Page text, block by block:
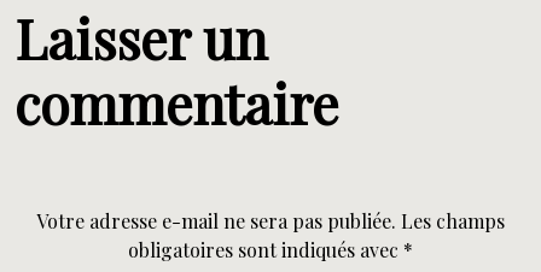
Laisser un
commentaire
Votre adresse e-mail ne sera pas publiée. Les champs
obligatoires sont indiqués avec *